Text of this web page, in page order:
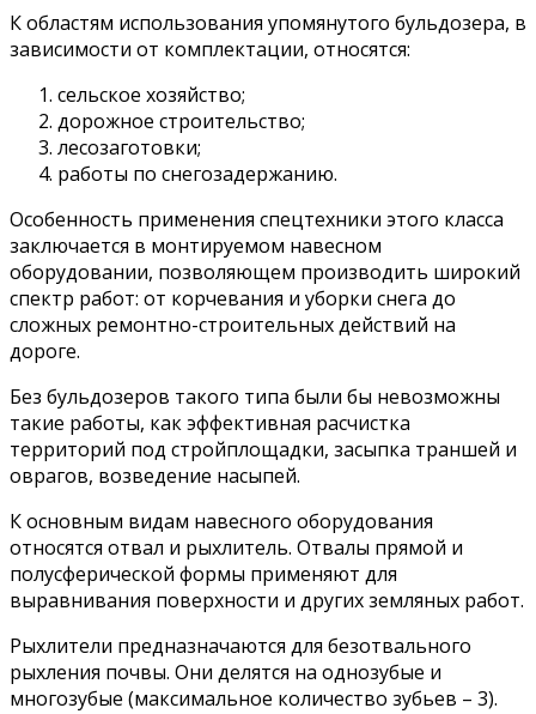
К областям использования упомянутого бульдозера, в
зависимости от комплектации, относятся:
сельское хозяйство;
дорожное строительство;
лесозаготовки;
работы по снегозадержанию.
Особенность применения спецтехники этого класса
заключается в монтируемом навесном
оборудовании, позволяющем производить широкий
спектр работ: от корчевания и уборки снега до
сложных ремонтно-строительных действий на
дороге.
Без бульдозеров такого типа были бы невозможны
такие работы, как эффективная расчистка
территорий под стройплощадки, засыпка траншей и
оврагов, возведение насыпей.
К основным видам навесного оборудования
относятся отвал и рыхлитель. Отвалы прямой и
полусферической формы применяют для
выравнивания поверхности и других земляных работ.
Рыхлители предназначаются для безотвального
рыхления почвы. Они делятся на однозубые и
многозубые (максимальное количество зубьев – 3).